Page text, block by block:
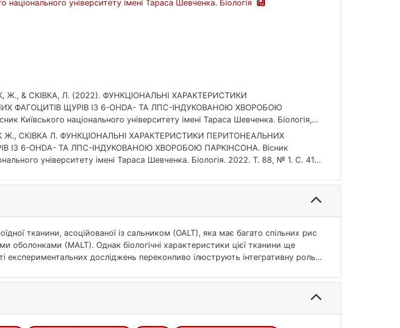
національного університету імені Тараса Шевченка. Біологія
Ж., & СКІВКА, Л. (2022). ФУНКЦІОНАЛЬНІ ХАРАКТЕРИСТИКИ
ФАГОЦИТІВ ЩУРІВ ІЗ 6-ОHDA- ТА ЛПС-ІНДУКОВАНОЮ ХВОРОБОЮ
Київського національного університету імені Тараса Шевченка. Біологія,
doi.org/10.17721/1728.2748.2022.88.41-46
Ж., СКІВКА Л. ФУНКЦІОНАЛЬНІ ХАРАКТЕРИСТИКИ ПЕРИТОНЕАЛЬНИХ
ІЗ 6-ОHDA- ТА ЛПС-ІНДУКОВАНОЮ ХВОРОБОЮ ПАРКІНСОНА. Вісник
університету імені Тараса Шевченка. Біологія. 2022. Т. 88, № 1. С. 41—
тканини, асоційованої із сальником (OALT), яка має багато спільних рис
оболонками (MALT). Однак біологічні характеристики цієї тканини ще
експериментальних досліджень переконливо ілюструють інтегративну роль
– хронічне системне запальне захворювання, глибоке розуміння
його ранньої діагностики, профілактики та лікування. У роботі проведено
показників ПМ у щурів з різними моделями ХП: індукованою
(6-OHDA) та бактеріального ліпополісахариду (ЛПС). Розвиток ХП